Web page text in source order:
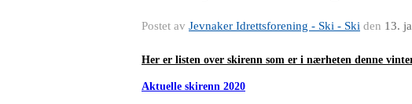
Postet av Jevnaker Idrettsforening - Ski - Ski den 13.
Her er listen over skirenn som er i nærheten denne
Aktuelle skirenn 2020